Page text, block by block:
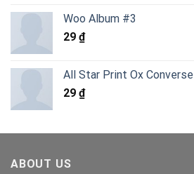
Woo Album #3
29 ₫
All Star Print Ox Converse
29 ₫
ABOUT US